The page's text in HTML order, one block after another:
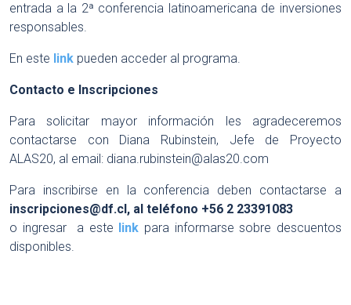
entrada a la 2ª conferencia latinoamericana de inversiones
responsables.
En este link pueden acceder al programa.
Contacto e Inscripciones
Para solicitar mayor información les agradeceremos
contactarse con Diana Rubinstein, Jefe de Proyecto
ALAS20, al email: diana.rubinstein@alas20.com
Para inscribirse en la conferencia deben contactarse a
inscripciones@df.cl, al teléfono +56 2 23391083
o ingresar a este link para informarse sobre descuentos
disponibles.